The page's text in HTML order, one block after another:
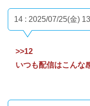
14 : 2025/07/25(金)
>>12
いつも配信はこんな